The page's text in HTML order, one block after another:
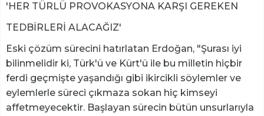
'HER TÜRLÜ PROVOKASYONA KARŞI GEREKEN
TEDBİRLERİ ALACAĞIZ'
Eski çözüm sürecini hatırlatan Erdoğan, "Şurası iyi
bilinmelidir ki, Türk'ü ve Kürt'ü ile bu milletin hiçbir
ferdi geçmişte yaşandığı gibi ikircikli söylemler ve
eylemlerle süreci çıkmaza sokan hiç kimseyi
affetmeyecektir. Başlayan sürecin bütün unsurlarıyla